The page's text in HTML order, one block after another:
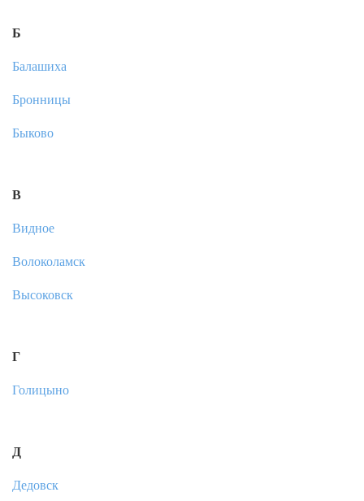
Б
Балашиха
Бронницы
Быково
В
Видное
Волоколамск
Высоковск
Г
Голицыно
Д
Дедовск